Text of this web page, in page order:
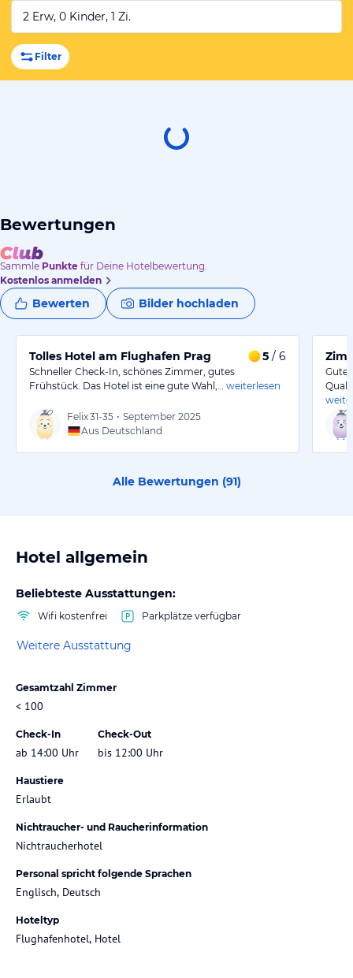
2 Erw, 0 Kinder, 1 Zi.
Filter
Bewertungen
Sammle Punkte für Deine Hotelbewertung.
Kostenlos anmelden
Bewerten Bilder hochladen
Tolles Hotel am Flughafen Prag 5 / 6
Schneller Check-In, schönes Zimmer, gutes
Frühstück. Das Hotel ist eine gute Wahl,…
weiterlesen
Felix31-35 • September 2025
Aus Deutschland
Gute
Alle Bewertungen (91)
Hotel allgemein
Beliebteste Ausstattungen:
Wifi kostenfrei Parkplätze verfügbar
Weitere Ausstattung
Gesamtzahl Zimmer
< 100
Check-In
ab 14:00 Uhr
Check-Out
bis 12:00 Uhr
Haustiere
Erlaubt
Nichtraucher- und Raucherinformation
Nichtraucherhotel
Personal spricht folgende Sprachen
Englisch, Deutsch
Hoteltyp
Flughafenhotel, Hotel